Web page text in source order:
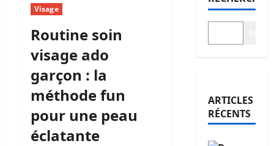
Visage
Routine soin
visage ado
garçon : la
méthode fun
pour une peau
éclatante
ARTICLES
RÉCENTS